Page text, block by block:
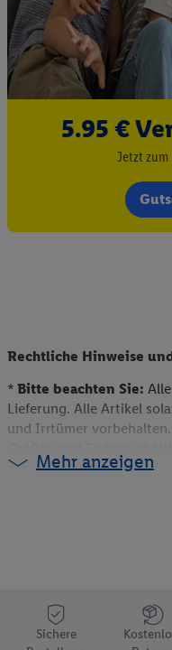
5.95 €
Jetzt
Rechtliche Hinweise
* Bitte beachten Sie:
Lieferung. Alle Artikel
und Irrtümer
beachten Sie, dass wir
Bedingungen der
Coupon aufrufbar.
Mehr anzeigen
Sichere